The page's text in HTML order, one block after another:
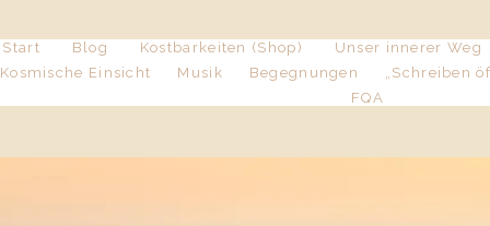
Start Blog Kostbarkeiten (Shop) Unser innerer Weg
Kosmische Einsicht
Musik Begegnungen „Schreiben
FQA